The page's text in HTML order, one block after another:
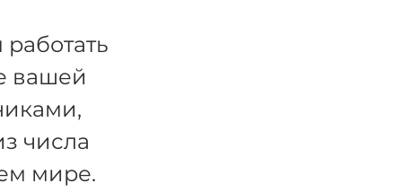
вашей
числа
мире.